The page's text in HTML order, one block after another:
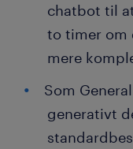
chatbot til
to timer om
mere
Som
generativt